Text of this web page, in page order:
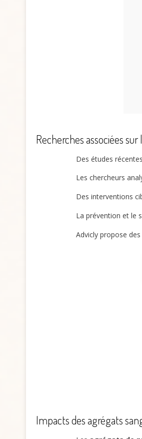
Recherches associées
Des études
Les chercheurs
Des interventions
La prévention et le
Advicly propose
Impacts des agrégats